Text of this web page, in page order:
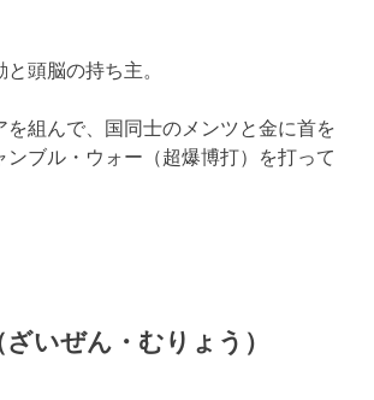
頭脳の持ち主。
を組んで、国同士のメンツと金に首を
ンブル・ウォー（超爆博打）を打って
いぜん・むりょう）